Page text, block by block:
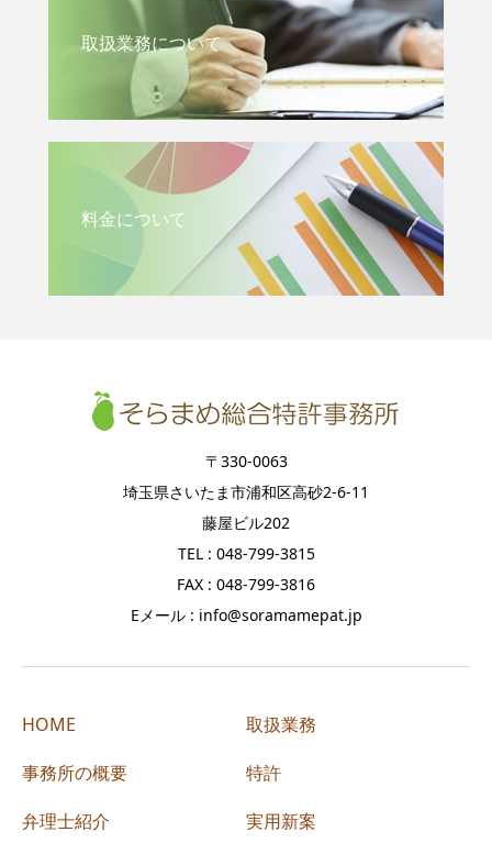
取扱業務について
料金について
〒330-0063
埼玉県さいたま市浦和区高砂2-6-11
藤屋ビル202
TEL : 048-799-3815
FAX : 048-799-3816
Eメール : info@soramamepat.jp
HOME
事務所の概要
弁理士紹介
取扱業務
特許
実用新案